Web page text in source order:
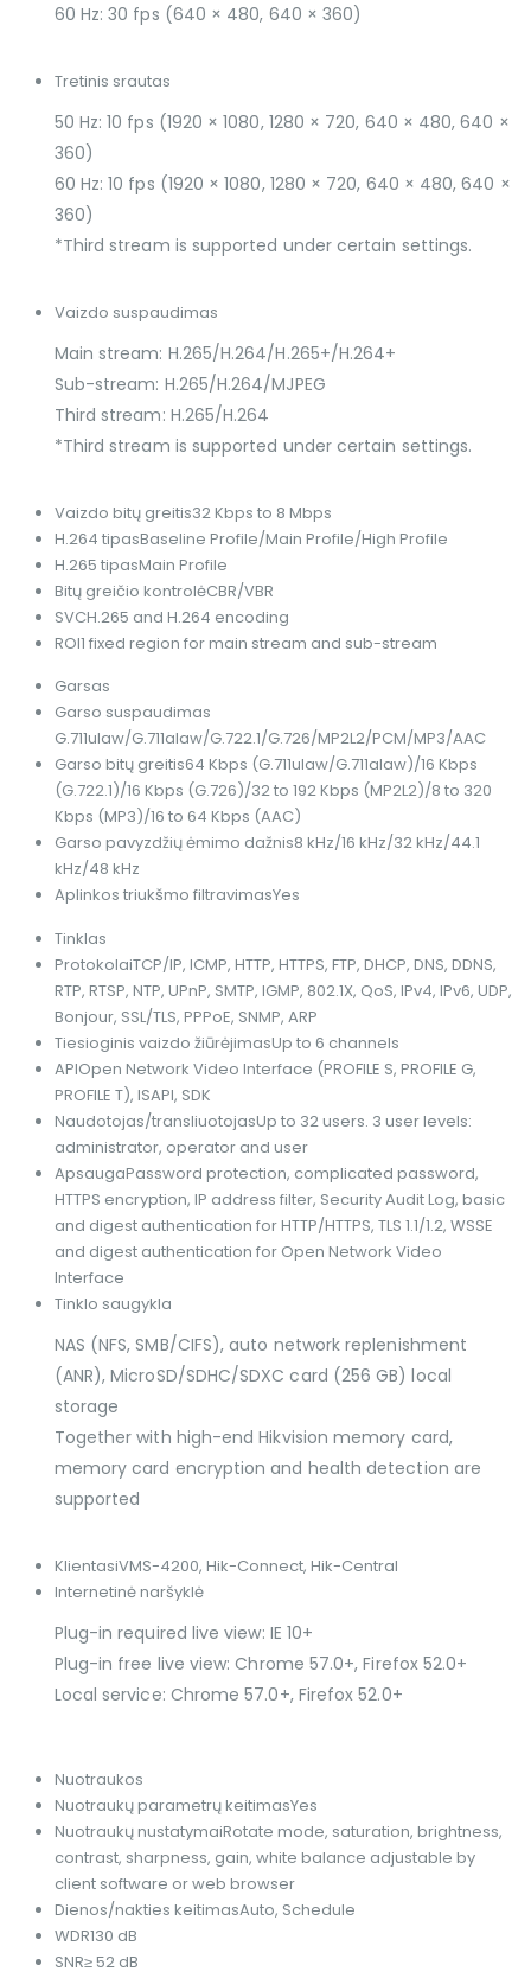
60 Hz: 30 fps (640 × 480, 640 × 360)
Tretinis srautas
50 Hz: 10 fps (1920 × 1080, 1280 × 720, 640 × 480, 640 ×
360)
60 Hz: 10 fps (1920 × 1080, 1280 × 720, 640 × 480, 640 ×
360)
*Third stream is supported under certain settings.
Vaizdo suspaudimas
Main stream: H.265/H.264/H.265+/H.264+
Sub-stream: H.265/H.264/MJPEG
Third stream: H.265/H.264
*Third stream is supported under certain settings.
Vaizdo bitų greitis32 Kbps to 8 Mbps
H.264 tipasBaseline Profile/Main Profile/High Profile
H.265 tipasMain Profile
Bitų greičio kontrolėCBR/VBR
SVCH.265 and H.264 encoding
ROI1 fixed region for main stream and sub-stream
Garsas
Garso suspaudimas
G.711ulaw/G.711alaw/G.722.1/G.726/MP2L2/PCM/MP3/AAC
Garso bitų greitis64 Kbps (G.711ulaw/G.711alaw)/16 Kbps
(G.722.1)/16 Kbps (G.726)/32 to 192 Kbps (MP2L2)/8 to 320
Kbps (MP3)/16 to 64 Kbps (AAC)
Garso pavyzdžių ėmimo dažnis8 kHz/16 kHz/32 kHz/44.1
kHz/48 kHz
Aplinkos triukšmo filtravimasYes
Tinklas
ProtokolaiTCP/IP, ICMP, HTTP, HTTPS, FTP, DHCP, DNS, DDNS,
RTP, RTSP, NTP, UPnP, SMTP, IGMP, 802.1X, QoS, IPv4, IPv6, UDP,
Bonjour, SSL/TLS, PPPoE, SNMP, ARP
Tiesioginis vaizdo žiūrėjimasUp to 6 channels
APIOpen Network Video Interface (PROFILE S, PROFILE G,
PROFILE T), ISAPI, SDK
Naudotojas/transliuotojasUp to 32 users. 3 user levels:
administrator, operator and user
ApsaugaPassword protection, complicated password,
HTTPS encryption, IP address filter, Security Audit Log, basic
and digest authentication for HTTP/HTTPS, TLS 1.1/1.2, WSSE
and digest authentication for Open Network Video
Interface
Tinklo saugykla
NAS (NFS, SMB/CIFS), auto network replenishment
(ANR), MicroSD/SDHC/SDXC card (256 GB) local
storage
Together with high-end Hikvision memory card,
memory card encryption and health detection are
supported
KlientasiVMS-4200, Hik-Connect, Hik-Central
Internetinė naršyklė
Plug-in required live view: IE 10+
Plug-in free live view: Chrome 57.0+, Firefox 52.0+
Local service: Chrome 57.0+, Firefox 52.0+
Nuotraukos
Nuotraukų parametrų keitimasYes
Nuotraukų nustatymaiRotate mode, saturation, brightness,
contrast, sharpness, gain, white balance adjustable by
client software or web browser
Dienos/nakties keitimasAuto, Schedule
WDR130 dB
SNR≥ 52 dB